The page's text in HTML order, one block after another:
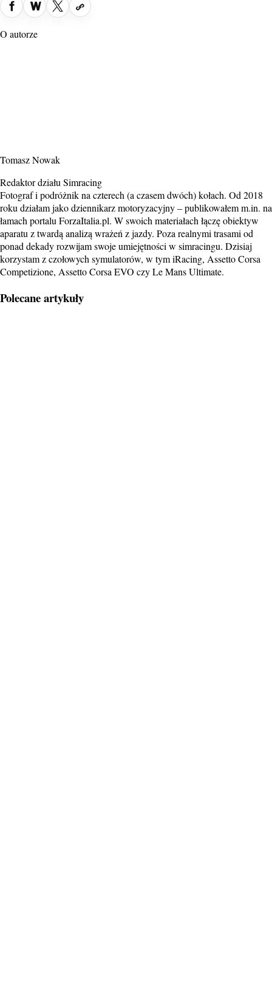
O autorze
Tomasz Nowak
Redaktor działu Simracing
Fotograf i podróżnik na czterech (a czasem dwóch) kołach. Od 2018
roku działam jako dziennikarz motoryzacyjny – publikowałem m.in. na
łamach portalu ForzaItalia.pl. W swoich materiałach łączę obiektyw
aparatu z twardą analizą wrażeń z jazdy. Poza realnymi trasami od
ponad dekady rozwijam swoje umiejętności w simracingu. Dzisiaj
korzystam z czołowych symulatorów, w tym iRacing, Assetto Corsa
Competizione, Assetto Corsa EVO czy Le Mans Ultimate.
Polecane artykuły